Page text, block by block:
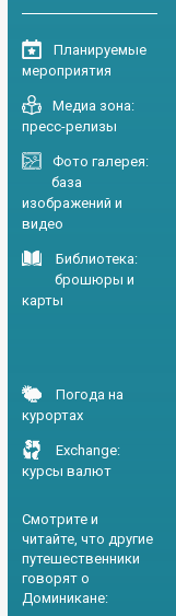
Планируемые
мероприятия
Медиа зона:
пресс-релизы
Фото галерея:
база
изображений и
видео
Библиотека:
брошюры и
карты
Погода на
курортах
Exchange:
курсы валют
Смотрите и
читайте, что другие
путешественники
говорят о
Доминикане: